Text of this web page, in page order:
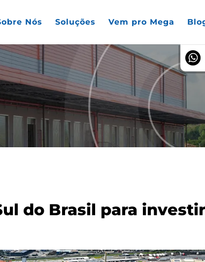
Nós Soluções Vem pro Mega
do Brasil para